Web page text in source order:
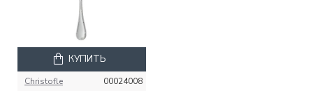
Christofle 00024008
КУПИТЬ